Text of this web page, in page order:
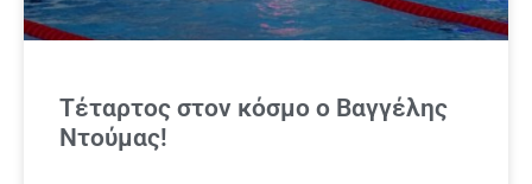
Τέταρτος στον κόσμο ο Βαγγέλης
Ντούμας!